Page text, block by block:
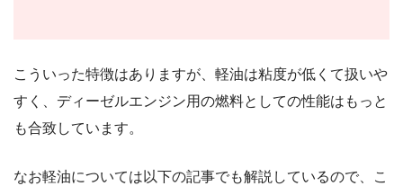
こういった特徴はありますが、軽油は粘度が低くて扱いや
すく、ディーゼルエンジン用の燃料としての性能はもっと
も合致しています。
なお軽油については以下の記事でも解説しているので、こ